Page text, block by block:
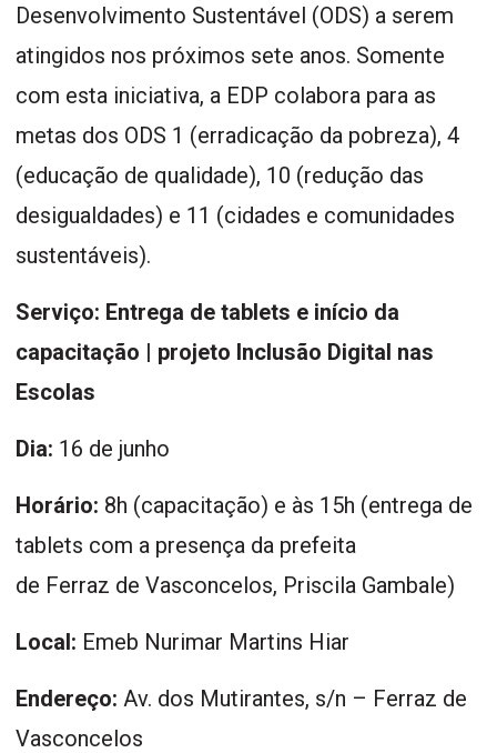
Desenvolvimento Sustentável (ODS) a serem
atingidos nos próximos sete anos. Somente
com esta iniciativa, a EDP colabora para as
metas dos ODS 1 (erradicação da pobreza), 4
(educação de qualidade), 10 (redução das
desigualdades) e 11 (cidades e comunidades
sustentáveis).
Serviço: Entrega de tablets e início da
capacitação | projeto Inclusão Digital nas
Escolas
Dia: 16 de junho
Horário: 8h (capacitação) e às 15h (entrega de
tablets com a presença da prefeita
de Ferraz de Vasconcelos, Priscila Gambale)
Local: Emeb Nurimar Martins Hiar
Endereço: Av. dos Mutirantes, s/n – Ferraz de
Vasconcelos